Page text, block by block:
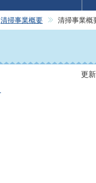
清掃事業概要 清掃事業概
更